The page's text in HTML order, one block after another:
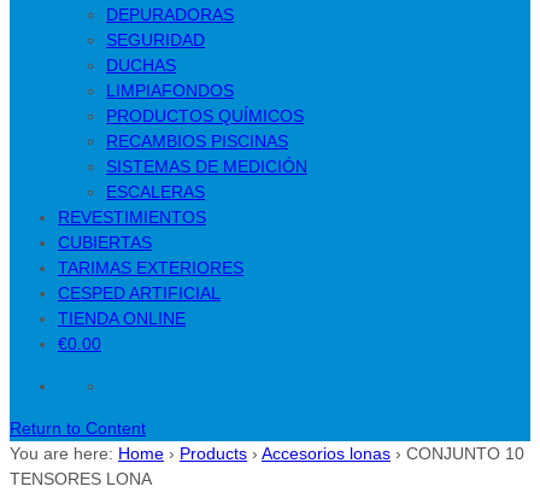
DEPURADORAS
SEGURIDAD
DUCHAS
LIMPIAFONDOS
PRODUCTOS QUÍMICOS
RECAMBIOS PISCINAS
SISTEMAS DE MEDICIÓN
ESCALERAS
REVESTIMIENTOS
CUBIERTAS
TARIMAS EXTERIORES
CESPED ARTIFICIAL
TIENDA ONLINE
€0.00
Return to Content
You are here: Home › Products › Accesorios lonas › CONJUNTO 10
TENSORES LONA